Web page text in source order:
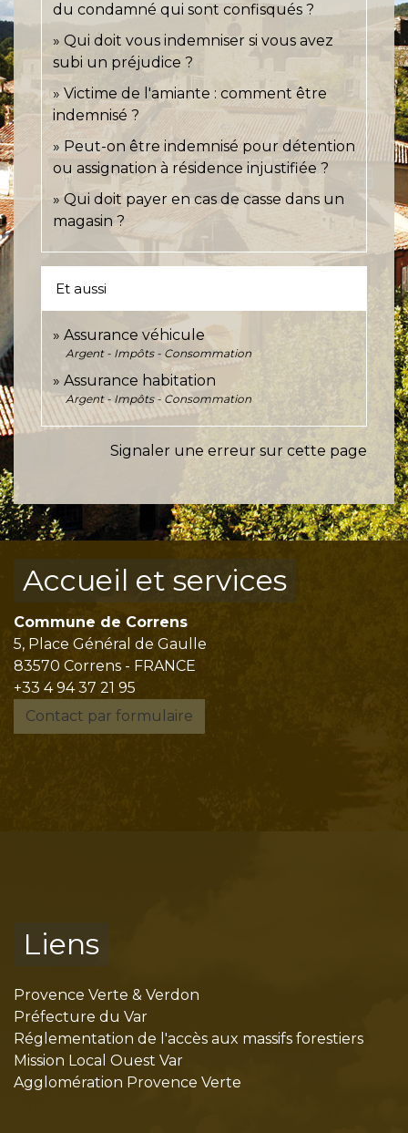
du condamné qui sont confisqués ?
Qui doit vous indemniser si vous avez
subi un préjudice ?
Victime de l'amiante : comment être
indemnisé ?
Peut-on être indemnisé pour détention
ou assignation à résidence injustifiée ?
Qui doit payer en cas de casse dans un
magasin ?
Et aussi
Assurance véhicule
Argent - Impôts - Consommation
Assurance habitation
Argent - Impôts - Consommation
Signaler une erreur sur cette page
Accueil et services
Commune de Correns
5, Place Général de Gaulle
83570 Correns - FRANCE
+33 4 94 37 21 95
Contact par formulaire
Liens
Provence Verte & Verdon
Préfecture du Var
Réglementation de l'accès aux massifs forestiers
Mission Local Ouest Var
Agglomération Provence Verte